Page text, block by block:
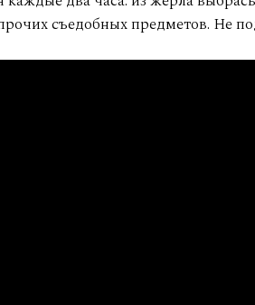
съедобных предметов. Не